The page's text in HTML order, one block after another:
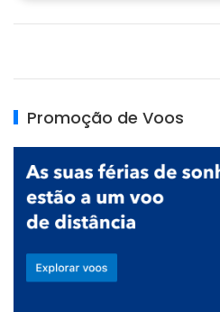
Promoção de Voos